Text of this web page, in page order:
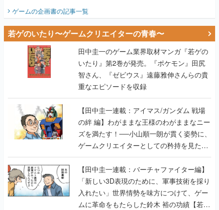
ビュー】
ゲームの企画書の記事一覧
若ゲのいたり〜ゲームクリエイターの青春〜
田中圭一のゲーム業界取材マンガ『若ゲの
いたり』第2巻が発売。『ポケモン』田尻
智さん、『ゼビウス』遠藤雅伸さんらの貴
重なエピソードを収録
【田中圭一連載：アイマス/ガンダム 戦場
の絆 編】わがままな王様のわがままなニー
ズを満たす！──小山順一朗が貫く姿勢に、
ゲームクリエイターとしての矜持を見た
【若ゲのいたり最終回】
【田中圭一連載：バーチャファイター編】
「新しい3D表現のために、軍事技術を採り
入れたい」世界情勢を味方につけて、ゲー
ムに革命をもたらした鈴木 裕の功績【若ゲ